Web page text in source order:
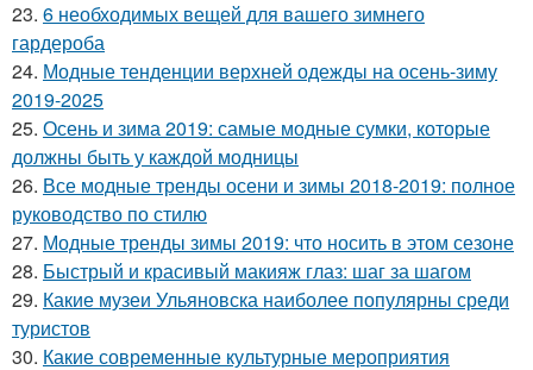
23. 6 необходимых вещей для вашего зимнего
гардероба
24. Модные тенденции верхней одежды на осень-зиму
2019-2025
25. Осень и зима 2019: самые модные сумки, которые
должны быть у каждой модницы
26. Все модные тренды осени и зимы 2018-2019: полное
руководство по стилю
27. Модные тренды зимы 2019: что носить в этом сезоне
28. Быстрый и красивый макияж глаз: шаг за шагом
29. Какие музеи Ульяновска наиболее популярны среди
туристов
30. Какие современные культурные мероприятия